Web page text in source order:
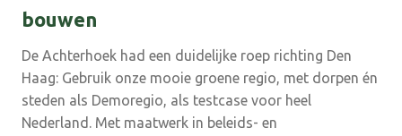
bouwen
De Achterhoek had een duidelijke roep richting Den
Haag: Gebruik onze mooie groene regio, met dorpen én
steden als Demoregio, als testcase voor heel
Nederland. Met maatwerk in beleids- en